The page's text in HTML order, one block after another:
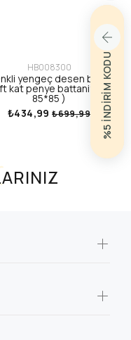
HB008300
yengeç desen biyeli
kat penye battaniye (
85*85 )
₺434,99₺699,99 %5 İNDİRİM KODU